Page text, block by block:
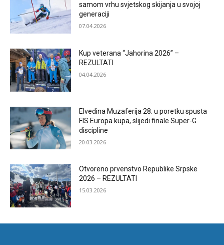
samom vrhu svjetskog skijanja u svojoj
generaciji
07.04.2026
Kup veterana “Jahorina 2026” –
REZULTATI
04.04.2026
Elvedina Muzaferija 28. u poretku spusta
FIS Europa kupa, slijedi finale Super-G
discipline
20.03.2026
Otvoreno prvenstvo Republike Srpske
2026 – REZULTATI
15.03.2026